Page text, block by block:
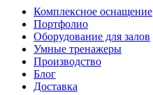
Комплексное оснащение
Портфолио
Оборудование для залов
Умные тренажеры
Производство
Блог
Доставка